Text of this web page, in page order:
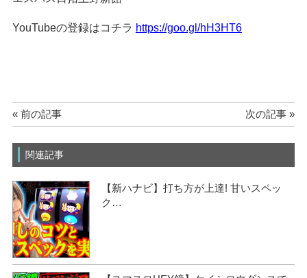
YouTubeの登録はコチラ https://goo.gl/hH3HT6
« 前の記事 次の記事 »
関連記事
【新ハナビ】打ち方が上達! 甘いスペッ
ク…